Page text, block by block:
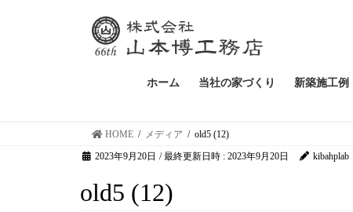
ホーム 当社の家づくり 新築施工例
HOME メディア
old5 (12)
2023年9月20日 / 最終更新日時 : 2023年9月20日 kibahplab
old5 (12)